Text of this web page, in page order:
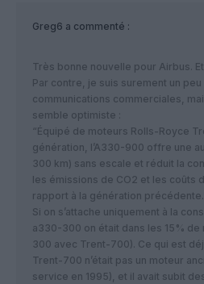
Greg6 a commenté :
Très bonne nouvelle pour Airbus. Et
Par contre, je suis surement un peu
communications commerciales,
semble optimiste :
“Équipé de moteurs Rolls-Royce
génération, l’A330-900 offre une
300 km) sans escale et réduit la
les émissions de CO2 et les coûts
rapport à la génération
Si on s’attache uniquement à la
a330-300 on était dans les 15% de
300 avec Trent-700). Ce qui est
Trent-700 n’était pas un moteur
service en 1995), et il avait subit